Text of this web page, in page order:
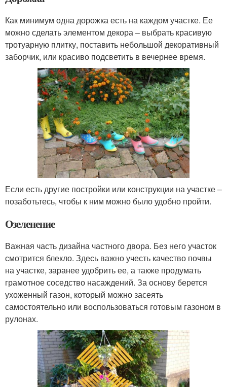
Как минимум одна дорожка есть на каждом участке. Ее
можно сделать элементом декора – выбрать красивую
тротуарную плитку, поставить небольшой декоративный
заборчик, или красиво подсветить в вечернее время.
Если есть другие постройки или конструкции на участке –
позаботьтесь, чтобы к ним можно было удобно пройти.
Озеленение
Важная часть дизайна частного двора. Без него участок
смотрится блекло. Здесь важно учесть качество почвы
на участке, заранее удобрить ее, а также продумать
грамотное соседство насаждений. За основу берется
ухоженный газон, который можно засеять
самостоятельно или воспользоваться готовым газоном в
рулонах.